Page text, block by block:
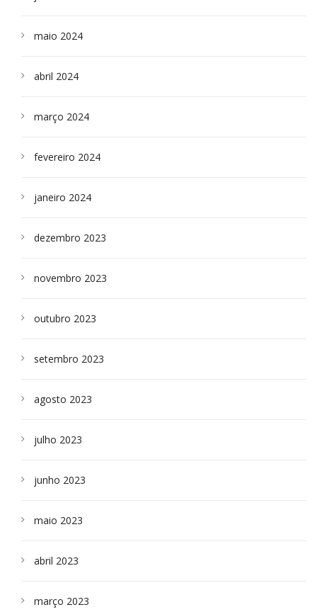
maio 2024
abril 2024
março 2024
fevereiro 2024
janeiro 2024
dezembro 2023
novembro 2023
outubro 2023
setembro 2023
agosto 2023
julho 2023
junho 2023
maio 2023
abril 2023
março 2023